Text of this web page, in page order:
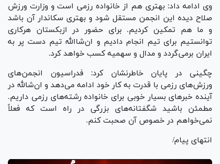
وی ادامه داد: بهتری هم از خانواده رزمی است و وزارت ورزش
صلاح دیده این انجمن مستقل شود و بهتری سکاندار آن باشد
و ما هم تمکین کردیم. برای حضور در ازبکستان هرکاری
توانستیم برای تیم انجام دادیم و ان‌شاالله تیم دست پر به
ایران برمی‌گردد و مدال و سهمیه کسب خواهد کرد.
چگینی در پایان خاطرنشان کرد: فدراسیون انجمن‌های
ورزش‌های رزمی با قدرت به کار خود ادامه می‌دهد و ان‌شالله در
آینده خبر‌های بسیار خوبی برای خانواده رشته‌های رزمی داریم.
مطمئن باشید شگفتانه‌های بزرگی در راه است که فعلاً
نمی‌خواهم در خصوص آن صحبت کنم.
انتهای پیام/